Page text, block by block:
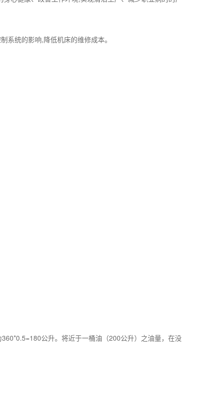
制系统的影响,降低机床的维修成本。
公升。将近于一桶油（200公升）之油量，在没